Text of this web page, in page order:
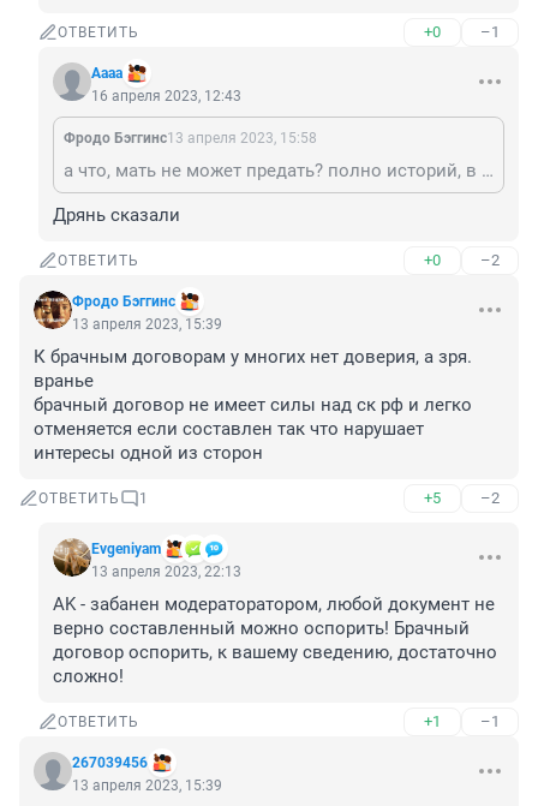
ОТВЕТИТЬ +0 –1
Аааа
16 апреля 2023, 12:43
Фродо Бэггинс13 апреля 2023, 15:58
а что, мать не может предать? полно историй, в том числе и ужасных, когда матери убивали своих детей
Дрянь сказали
ОТВЕТИТЬ +0 –2
Фродо Бэггинс
13 апреля 2023, 15:39
К брачным договорам у многих нет доверия, а зря.
вранье
брачный договор не имеет силы над ск рф и легко
отменяется если составлен так что нарушает
интересы одной из сторон
ОТВЕТИТЬ 1 +5 –2
Evgeniyam
13 апреля 2023, 22:13
AK - забанен модераторатором, любой документ не
верно составленный можно оспорить! Брачный
договор оспорить, к вашему сведению, достаточно
сложно!
ОТВЕТИТЬ +1 –1
267039456
13 апреля 2023, 15:39